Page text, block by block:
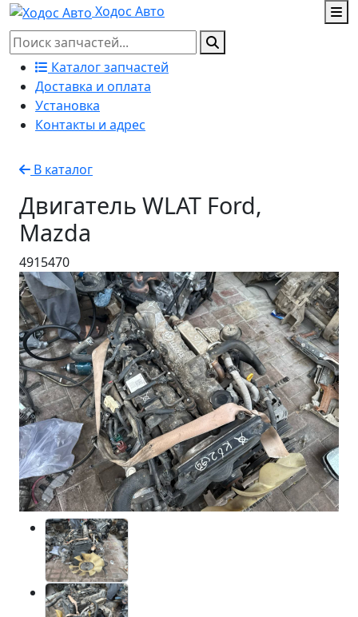
Ходос Авто
Каталог запчастей
Доставка и оплата
Установка
Контакты и адрес
В каталог
Двигатель WLAT Ford,
Mazda
4915470